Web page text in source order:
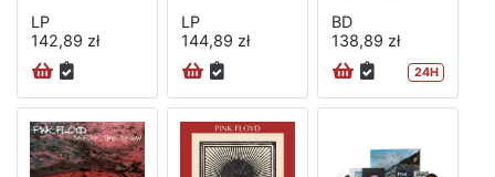
LP
142,89 zł
LP
144,89 zł
BD
138,89 zł
24H